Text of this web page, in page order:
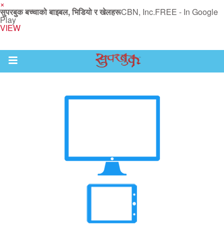
×
सुपरबुक बच्चाको बाइबल, भिडियो र खेलहरूCBN, Inc.FREE - In Google
Play
VIEW
Return to Content